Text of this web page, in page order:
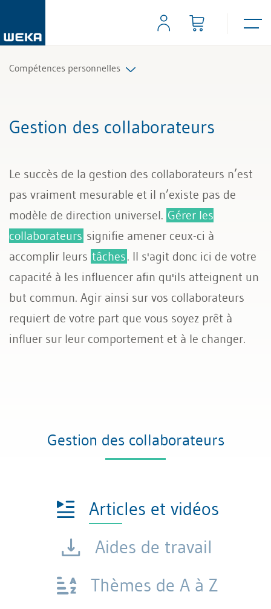
Compétences personnelles
Communication
Gestion des collaborateurs
Le succès de la gestion des collaborateurs n’est
pas vraiment mesurable et il n’existe pas de
modèle de direction universel. Gérer les
collaborateurs signifie amener ceux-ci à
accomplir leurs tâches. Il s'agit donc ici de votre
capacité à les influencer afin qu'ils atteignent un
but commun. Agir ainsi sur vos collaborateurs
requiert de votre part que vous soyez prêt à
influer sur leur comportement et à le changer.
Gestion des collaborateurs
Articles et vidéos
Aides de travail
Thèmes de A à Z